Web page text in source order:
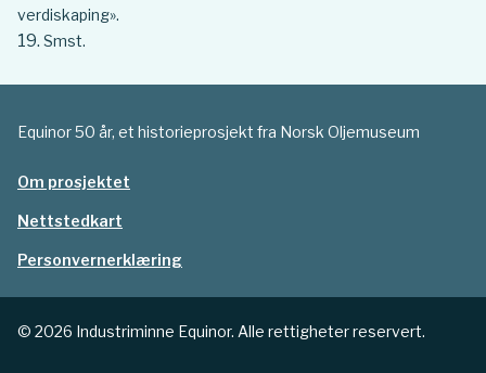
verdiskaping».
Smst.
Equinor 50 år, et historieprosjekt fra Norsk Oljemuseum
Om prosjektet
Nettstedkart
Personvernerklæring
© 2026 Industriminne Equinor. Alle rettigheter reservert.